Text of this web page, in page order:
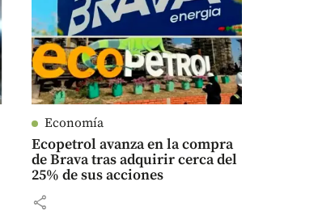
Economía
Ecopetrol avanza en la compra
de Brava tras adquirir cerca del
25% de sus acciones
share